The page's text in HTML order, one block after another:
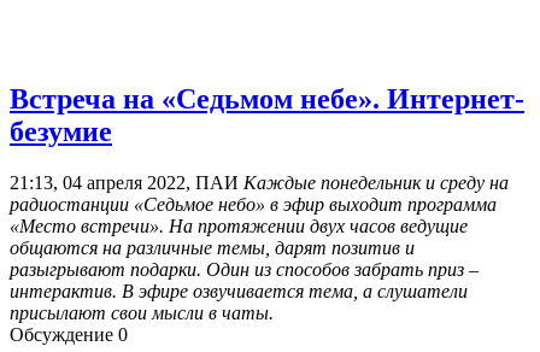
Встреча на «Седьмом небе». Интернет-
безумие
21:13, 04 апреля 2022, ПАИ Каждые понедельник и среду на
радиостанции «Седьмое небо» в эфир выходит программа
«Место встречи». На протяжении двух часов ведущие
общаются на различные темы, дарят позитив и
разыгрывают подарки. Один из способов забрать приз –
интерактив. В эфире озвучивается тема, а слушатели
присылают свои мысли в чаты.
Обсуждение 0